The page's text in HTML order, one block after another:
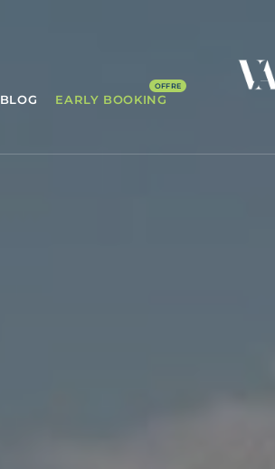
BLOG EARLY BOOKING